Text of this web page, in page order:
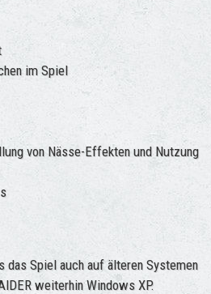
im Spiel
von Nässe-Effekten und Nutzung
das Spiel auch auf älteren Systemen
weiterhin Windows XP.